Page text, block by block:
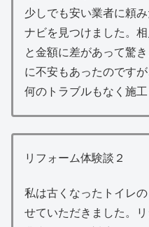
少しでも安い業者に頼
ナビを見つけました。
と金額に差があって驚
に不安もあったのです
何のトラブルもなく施
リフォーム体験談２
私は古くなったトイレ
せていただきました。